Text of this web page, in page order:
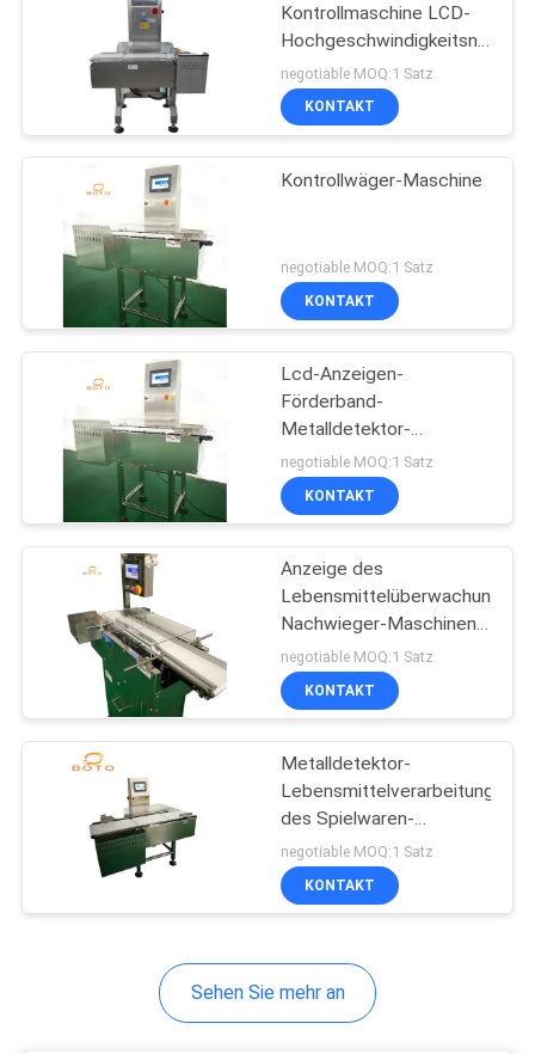
Charpy-
Auswirkungs-
Prüfmaschine
Würfel-
Kompressions-
Prüfmaschine
Elektronische Härte-
Kontrollmaschine LCD-
170L online
negotiable MOQ:1 Satz
KONTAKT
Kontrollwäger-Maschine
negotiable MOQ:1 Satz
KONTAKT
Lcd-Anzeigen-
Förderband-
Metalldetektor-
Nahrungsmittelgrad-
Kontrollwäger 110V
Wechselstrom
negotiable MOQ:1 Satz
KONTAKT
Anzeige des
Lebensmittelüberwachungs-
Nachwieger-Maschinen-
Metalldetektor-150mm
0.1g LCD
negotiable MOQ:1 Satz
KONTAKT
Metalldetektor-
Lebensmittelverarbeitung
des Spielwaren-
Nachwieger-Förderer-
150mm
negotiable MOQ:1 Satz
KONTAKT
Sehen Sie mehr an